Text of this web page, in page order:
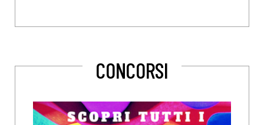
CONCORSI